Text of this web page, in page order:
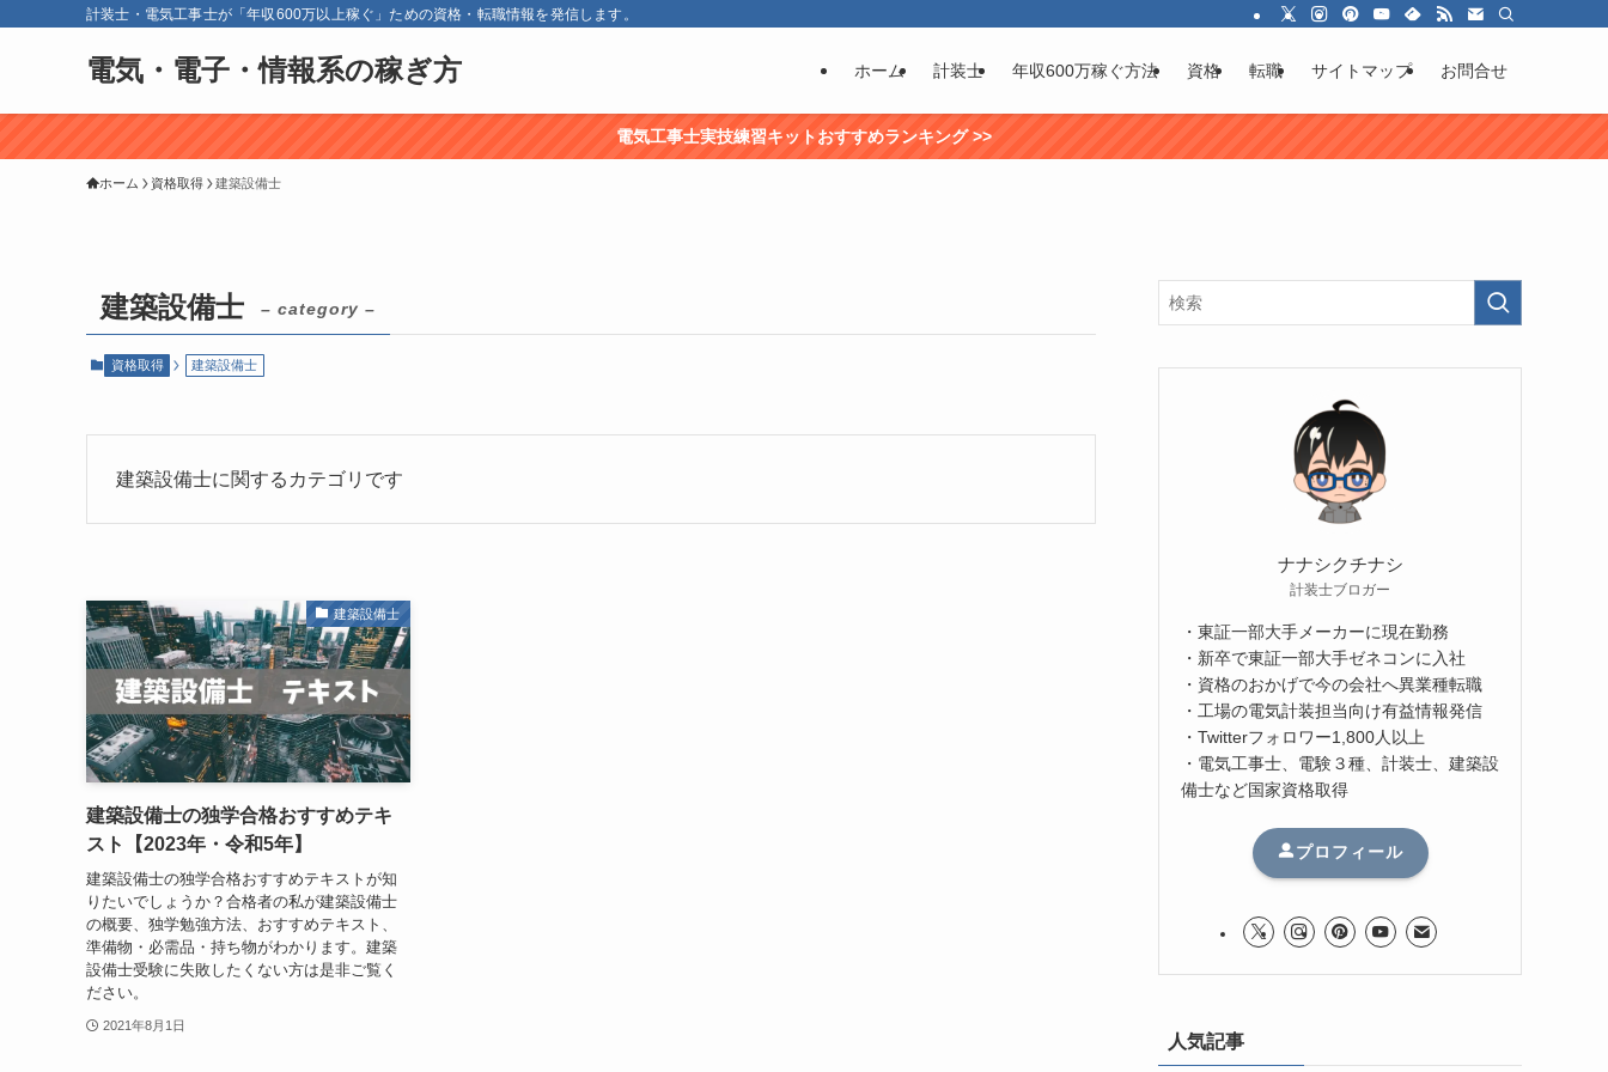
計装士・電気工事士が「年収600万以上稼ぐ」ための資格・転職情報を発信します。
電気・電子・情報系の稼ぎ方 ホーム 計装士 年収600万稼ぐ方法 資格 転職 サイトマップ お問合せ
電気工事士実技練習キットおすすめランキング >>
ホーム 資格取得 建築設備士
建築設備士 – category –
資格取得 建築設備士
建築設備士に関するカテゴリです
建築設備士
建築設備士の独学合格おすすめテキ
スト【2023年・令和5年】
建築設備士の独学合格おすすめテキストが知
りたいでしょうか？合格者の私が建築設備士
の概要、独学勉強方法、おすすめテキスト、
準備物・必需品・持ち物がわかります。建築
設備士受験に失敗したくない方は是非ご覧く
ださい。
2021年8月1日
ナナシクチナシ
計装士ブロガー
・東証一部大手メーカーに現在勤務
・新卒で東証一部大手ゼネコンに入社
・資格のおかげで今の会社へ異業種転職
・工場の電気計装担当向け有益情報発信
・Twitterフォロワー1,800人以上
・電気工事士、電験３種、計装士、建築設
備士など国家資格取得
プロフィール
人気記事